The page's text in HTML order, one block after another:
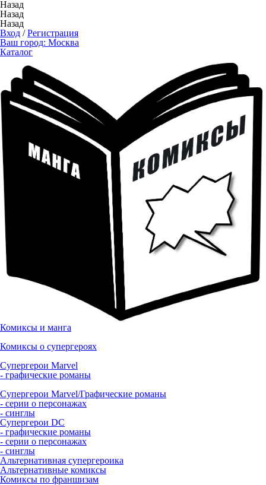
Назад
Назад
Назад
Вход /Регистрация
Ваш город: Москва
Каталог
Комиксы и манга
Комиксы о супергероях
Супергерои Marvel
- графические романы
Супергерои Marvel/Графические романы
- серии о персонажах
- синглы
Супергерои DC
- графические романы
- серии о персонажах
- синглы
Альтернативная супергероика
Альтернативные комиксы
Комиксы по франшизам